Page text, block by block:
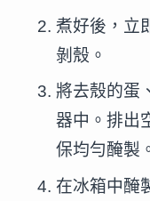
煮好後，立
剝殼。
將去殼的蛋
器中。排出
保均勻醃製
在冰箱中醃